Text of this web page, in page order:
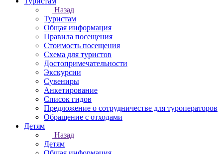
Назад
Туристам
Общая информация
Правила посещения
Стоимость посещения
Схема для туристов
Достопримечательности
Экскурсии
Сувениры
Анкетирование
Список гидов
Предложение о сотрудничестве для туроператоров
Обращение с отходами
Детям
Назад
Детям